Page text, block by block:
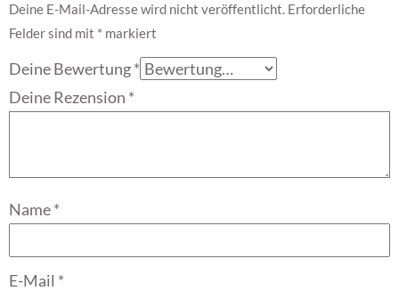
Deine E-Mail-Adresse wird nicht veröffentlicht. Erforderliche
Felder sind mit * markiert
Deine Bewertung*
Deine Rezension *
Name*
E-Mail *